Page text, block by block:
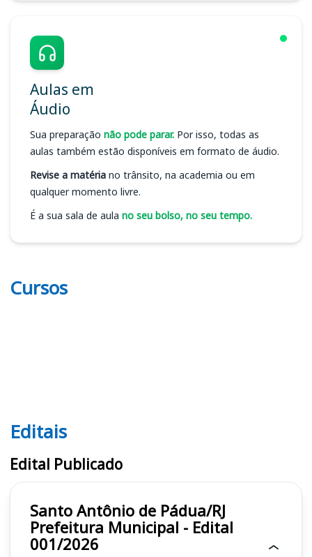
Aulas em
Áudio
Sua preparação não pode parar. Por isso, todas as
aulas também estão disponíveis em formato de áudio.
Revise a matéria no trânsito, na academia ou em
qualquer momento livre.
É a sua sala de aula no seu bolso, no seu tempo.
Cursos
Editais
Editais
Edital Publicado
Santo Antônio de Pádua/RJ
Prefeitura Municipal - Edital
001/2026